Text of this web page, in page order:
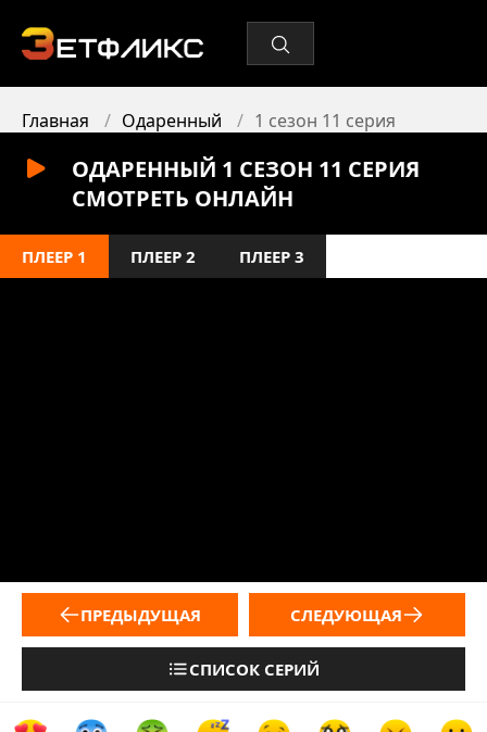
Главная Одаренный 1 сезон 11 серия
ОДАРЕННЫЙ 1 СЕЗОН 11 СЕРИЯ
СМОТРЕТЬ ОНЛАЙН
ПЛЕЕР 1 ПЛЕЕР 2 ПЛЕЕР 3
ПРЕДЫДУЩАЯ
СПИСОК СЕРИЙ
СЛЕДУЮЩАЯ